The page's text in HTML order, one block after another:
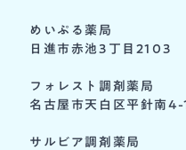
めいぷる薬局
日進市赤池3丁目2103
フォレスト調剤薬局
名古屋市天白区平針南
サルビア調剤薬局